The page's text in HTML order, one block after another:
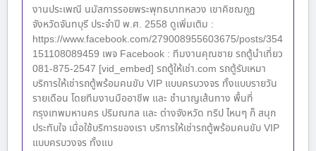
งานประเพณี นมัสการรอยพระพุทธบาทหลวง เขาคิชฌกูฏ
จังหวัดจันทบุรี ประจำปี พ.ศ. 2558 ดูเพิ่มเติม :
https://www.facebook.com/279008955603675/posts/354
151108089459 เพจ Facebook : ทีมงานคุณชาย รถตู้นำเที่ยว
081-875-2547 [vid_embed] รถตู้ให้เช่า.com รถตู้รับเหมา
บริการให้เช่ารถตู้พร้อมคนขับ VIP แบบครบวงจร ทั้งแบบรายวัน
รายเดือน โดยทีมงานมืออาชีพ และ ชำนาญเส้นทาง พื้นที่
กรุงเทพมหานคร ปริมณฑล และ ต่างจังหวัด ทริป ไหนๆ ก็ สนุก
ประทับใจ เมื่อใช้บริการของเรา บริการให้เช่ารถตู้พร้อมคนขับ VIP
แบบครบวงจร ทั้งแบ